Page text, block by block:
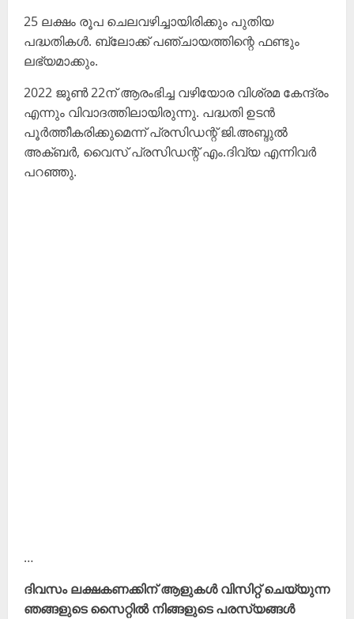
25 ലക്ഷം രൂപ ചെലവഴിച്ചായിരിക്കും പുതിയ
പദ്ധതികൾ. ബ്ലോക്ക് പഞ്ചായത്തിന്റെ ഫണ്ടും
ലഭ്യമാക്കും.
2022 ജൂൺ 22ന് ആരംഭിച്ച വഴിയോര വിശ്രമ കേന്ദ്രം
എന്നും വിവാദത്തിലായിരുന്നു. പദ്ധതി ഉടൻ
പൂർത്തീകരിക്കുമെന്ന് പ്രസിഡന്റ് ജി.അബ്ദുൽ
അക്ബർ, വൈസ് പ്രസിഡന്റ് എം.ദിവ്യ എന്നിവർ
പറഞ്ഞു.
…
ദിവസം ലക്ഷകണക്കിന് ആളുകൾ വിസിറ്റ് ചെയ്യുന്ന
ഞങ്ങളുടെ സൈറ്റിൽ നിങ്ങളുടെ പരസ്യങ്ങൾ